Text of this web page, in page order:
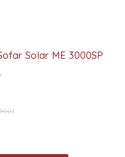
Solar ME 3000SP
₫